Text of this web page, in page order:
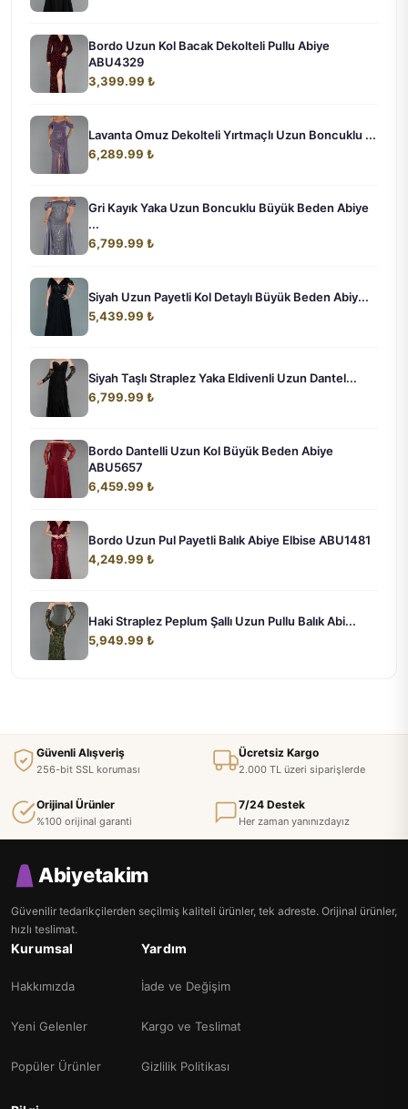
Bordo Uzun Kol Bacak Dekolteli Pullu Abiye
ABU4329
3,399.99 ₺
Lavanta Omuz Dekolteli Yırtmaçlı Uzun Boncuklu ...
6,289.99 ₺
Gri Kayık Yaka Uzun Boncuklu Büyük Beden Abiye
...
6,799.99 ₺
Siyah Uzun Payetli Kol Detaylı Büyük Beden Abiy...
5,439.99 ₺
Siyah Taşlı Straplez Yaka Eldivenli Uzun Dantel...
6,799.99 ₺
Bordo Dantelli Uzun Kol Büyük Beden Abiye
ABU5657
6,459.99 ₺
Bordo Uzun Pul Payetli Balık Abiye Elbise ABU1481
4,249.99 ₺
Haki Straplez Peplum Şallı Uzun Pullu Balık Abi...
5,949.99 ₺
Güvenli Alışveriş
256-bit SSL koruması
Ücretsiz Kargo
2.000 TL üzeri siparişlerde
Orijinal Ürünler
%100 orijinal garanti
7/24 Destek
Her zaman yanınızdayız
Abiyetakim
Güvenilir tedarikçilerden seçilmiş kaliteli ürünler, tek adreste. Orijinal ürünler,
hızlı teslimat.
Kurumsal
Hakkımızda
Yeni Gelenler
Popüler Ürünler
Yardım
İade ve Değişim
Kargo ve Teslimat
Gizlilik Politikası